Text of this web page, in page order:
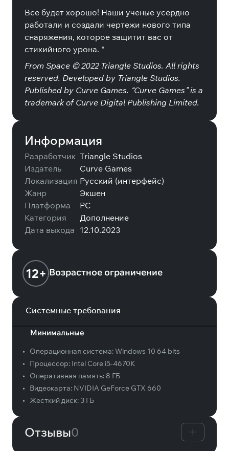
Все будет хорошо! Наши ученые усердно
работали и создали чертежи нового типа
снаряжения, которое защитит вас от
стихийного урона. "
From Space © 2022 Triangle Studios. All rights
reserved. Developed by Triangle Studios.
Published by Curve Games. “Curve Games” is a
trademark of Curve Digital Publishing Limited.
Информация
Разработчик Triangle Studios
Издатель
Curve Games
Локализация Русский (интерфейс)
Жанр
Экшен
Платформа
PC
Категория
Дополнение
Дата выхода 12.10.2023
12+ Возрастное ограничение
Системные требования
Минимальные
• Операционная система:Windows 10 64 bits
•
Процессор: Intel Core i5-4670K
•
Оперативная память: 8 ГБ
•
Видеокарта: NVIDIA GeForce GTX 660
•
Жесткий диск: 3 ГБ
Отзывы0